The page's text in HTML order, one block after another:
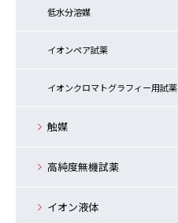
低水分溶媒
イオンペア試薬
イオンクロマトグラフィー用試薬
触媒
高純度無機試薬
イオン液体